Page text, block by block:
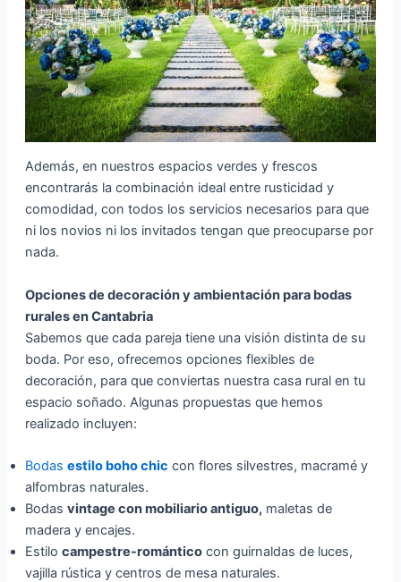
Además, en nuestros espacios verdes y frescos
encontrarás la combinación ideal entre rusticidad y
comodidad, con todos los servicios necesarios para que
ni los novios ni los invitados tengan que preocuparse por
nada.
Opciones de decoración y ambientación para bodas
rurales en Cantabria
Sabemos que cada pareja tiene una visión distinta de su
boda. Por eso, ofrecemos opciones flexibles de
decoración, para que conviertas nuestra casa rural en tu
espacio soñado. Algunas propuestas que hemos
realizado incluyen:
Bodas estilo boho chic con flores silvestres, macramé y
alfombras naturales.
Bodas vintage con mobiliario antiguo,maletas de
madera y encajes.
Estilo campestre-románticocon guirnaldas de luces,
vajilla rústica y centros de mesa naturales.